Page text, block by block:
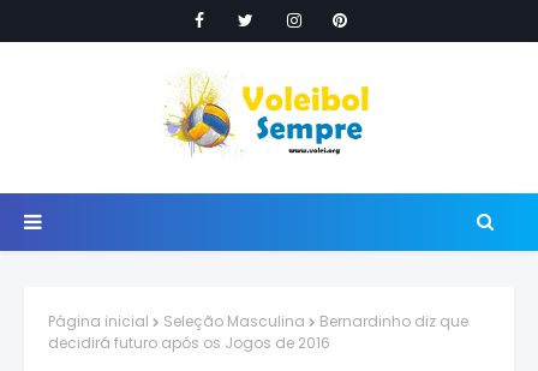
Página inicial Seleção Masculina
Bernardinho diz que
decidirá futuro após os Jogos de 2016